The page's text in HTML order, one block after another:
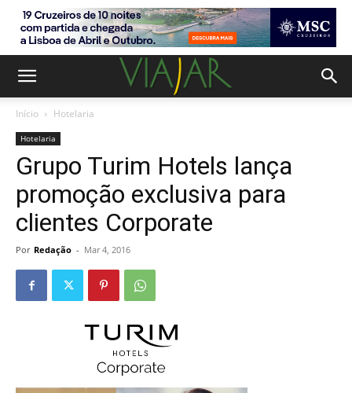
Início Hotelaria
Hotelaria
Grupo Turim Hotels lança
promoção exclusiva para
clientes Corporate
Por Redação - Mar 4, 2016